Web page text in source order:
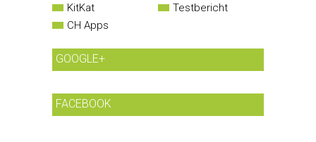
KitKat
Testbericht
CH Apps
GOOGLE+
FACEBOOK